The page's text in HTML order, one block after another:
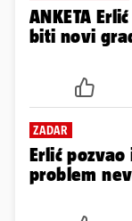
ANKETA
biti novi
ZADAR
Erlić
problem